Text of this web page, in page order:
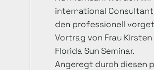
international
den professionell
Vortrag von Frau Kirsten
Florida Sun Seminar.
Angeregt durch diesen